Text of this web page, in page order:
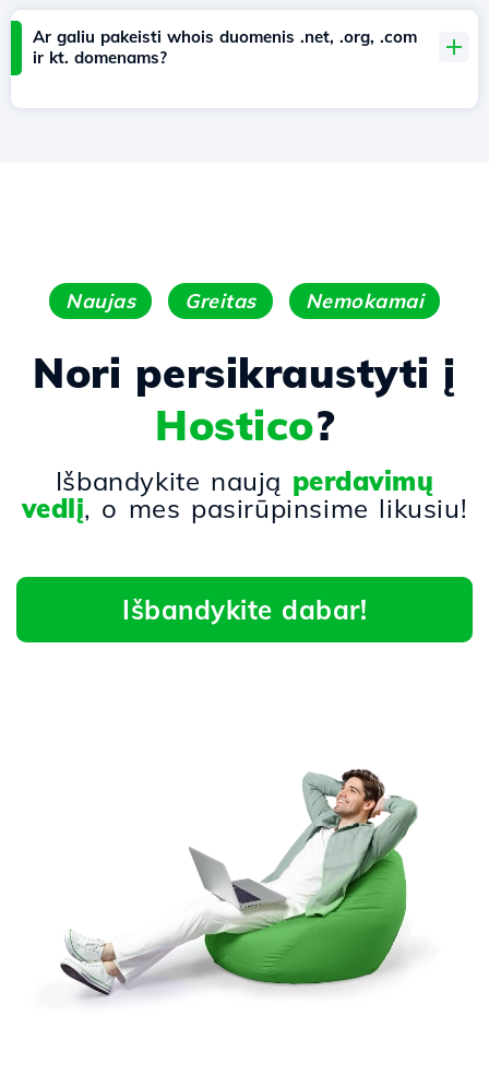
Ar galiu pakeisti whois duomenis .net, .org, .com
ir kt. domenams?
Naujas Greitas Nemokamai
Nori persikraustyti į
Hostico?
Išbandykite naują perdavimų
vedlį, o mes pasirūpinsime likusiu!
Išbandykite dabar!